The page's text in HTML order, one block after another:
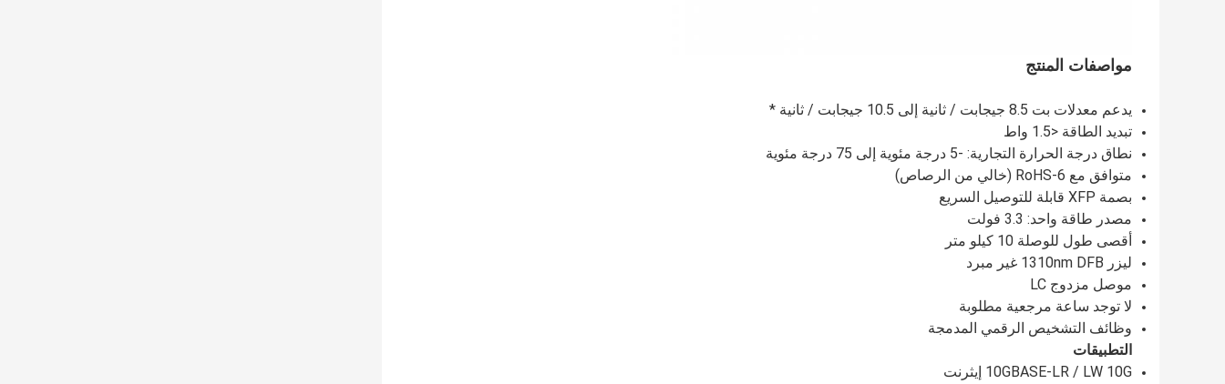
مواصفات المنتج
يدعم معدلات بت 8.5 جيجابت / ثانية إلى 10.5 جيجابت / ثانية *
تبديد الطاقة <1.5 واط
نطاق درجة الحرارة التجارية: -5 درجة مئوية إلى 75 درجة مئوية
متوافق مع RoHS-6 (خالي من الرصاص)
بصمة XFP قابلة للتوصيل السريع
مصدر طاقة واحد: 3.3 فولت
أقصى طول للوصلة 10 كيلو متر
ليزر 1310nm DFB غير مبرد
موصل مزدوج LC
لا توجد ساعة مرجعية مطلوبة
وظائف التشخيص الرقمي المدمجة
التطبيقات
10GBASE-LR / LW 10G إيثرنت